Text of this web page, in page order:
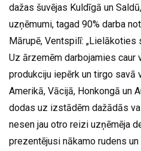
dažas šuvējas Kuldīgā un
uzņēmumi, tagad 90% darba
Mārupē, Ventspilī:
Uz ārzemēm darbojamies caur
produkciju iepērk un tirgo savā
Amerikā, Vācijā, Honkongā un
dodas uz izstādēm dažādās
nesen jau otro reizi uzņēmēja
prezentējusi nākamo rudens